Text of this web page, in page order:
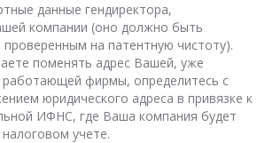
данные гендиректора,
компании (оно должно быть
на патентную чистоту).
поменять адрес Вашей, уже
работающей фирмы, определитесь с
юридического адреса в привязке к
ИФНС, где Ваша компания будет
учете.